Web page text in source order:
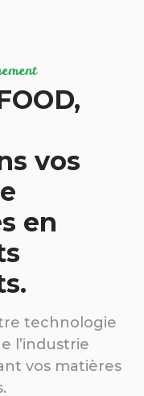
vos
en
technologie
l’industrie
vos matières